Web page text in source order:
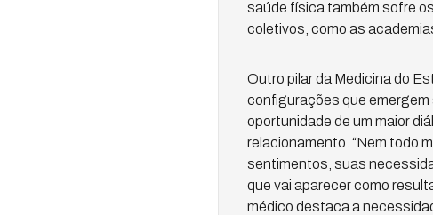
saúde física também sofre
coletivos, como as
Outro pilar da Medicina do
configurações que emergem
oportunidade de um maior
relacionamento. “Nem todo
sentimentos, suas
que vai aparecer como
médico destaca a